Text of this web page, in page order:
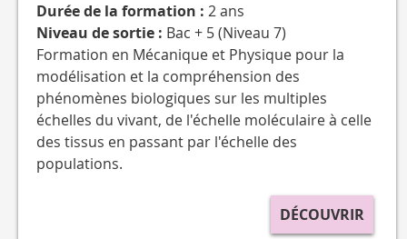
Durée de la formation :2 ans
Niveau de sortie : Bac + 5 (Niveau 7)
Formation en Mécanique et Physique pour la
modélisation et la compréhension des
phénomènes biologiques sur les multiples
échelles du vivant, de l'échelle moléculaire à celle
des tissus en passant par l'échelle des
populations.
DÉCOUVRIR